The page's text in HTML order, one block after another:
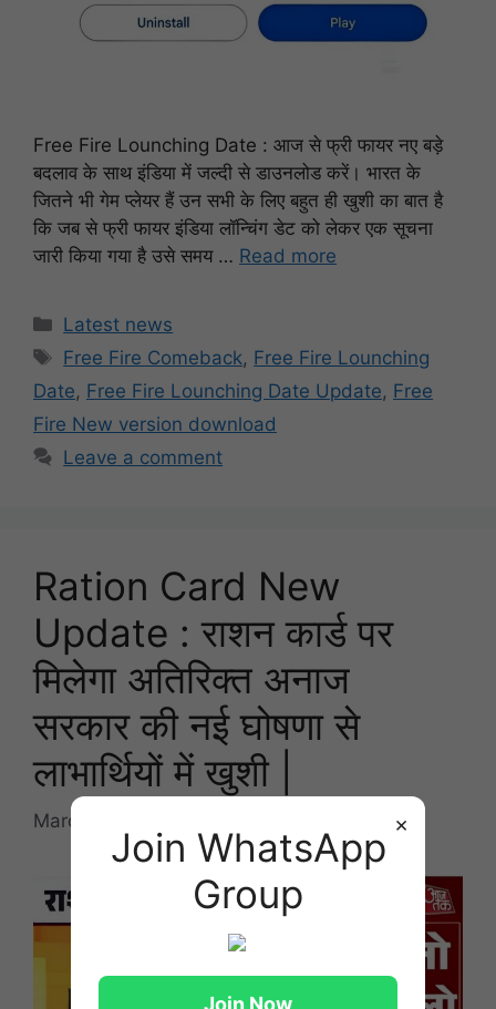
×
Join WhatsApp
Group
Join Now
Free Fire Lounching Date : आज से फ्री फायर नए बड़े
बदलाव के साथ इंडिया में जल्दी से डाउनलोड करें। भारत के
जितने भी गेम प्लेयर हैं उन सभी के लिए बहुत ही खुशी का बात है
कि जब से फ्री फायर इंडिया लॉन्चिंग डेट को लेकर एक सूचना
जारी किया गया है उसे समय … Read more
Categories
Latest news
Tags
Free Fire Comeback, Free Fire Lounching
Date, Free Fire Lounching Date Update, Free
Fire New version download
Leave a comment
Ration Card New
Update : राशन कार्ड पर
मिलेगा अतिरिक्त अनाज
सरकार की नई घोषणा से
लाभार्थियों में खुशी |
March 14, 2026